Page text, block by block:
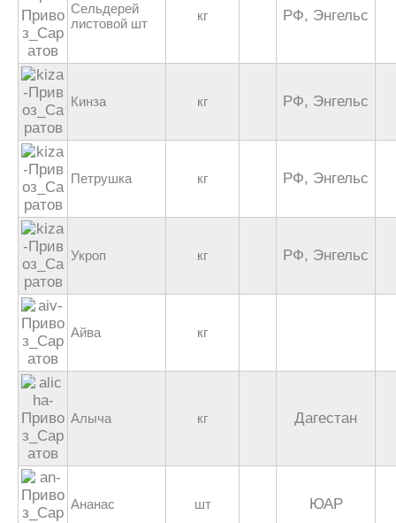
Сельдерей
листовой шт
кг РФ, Энгельс
Кинза кг РФ, Энгельс
Петрушка кг РФ, Энгельс
Укроп кг РФ, Энгельс
Айва кг
Алыча кг Дагестан
Ананас шт ЮАР